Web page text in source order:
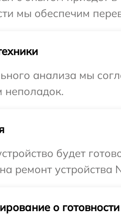
мы обеспечим
анализа мы
неполадок.
будет
ремонт устройства
о готовности